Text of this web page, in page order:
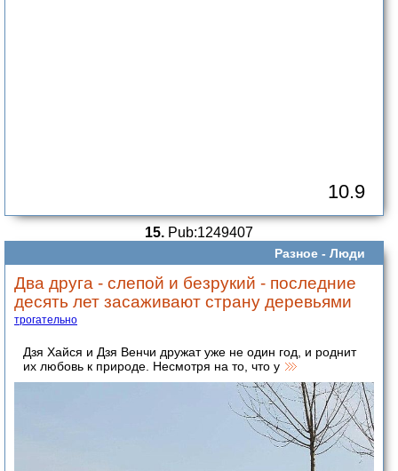
10.9
15. Pub:1249407
Разное - Люди
Два друга - слепой и безрукий - последние
десять лет засаживают страну деревьями
трогательно
Дзя Хайся и Дзя Венчи дружат уже не один год, и роднит
их любовь к природе. Несмотря на то, что у